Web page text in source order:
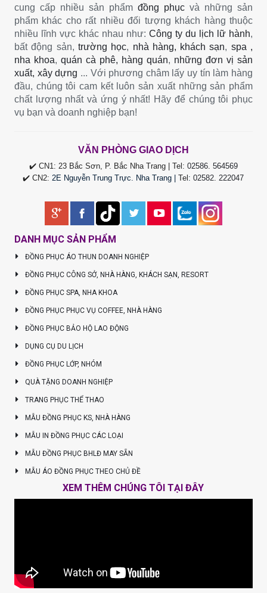
cung cấp nhiều sản phẩm đồng phục và những sản
phẩm khác cho rất nhiều đối tượng khách hàng thuộc
nhiều lĩnh vực khác nhau như: Công ty du lịch lữ hành,
bất động sản, trường học, nhà hàng, khách sạn, spa ,
nha khoa, quán cà phê, hàng quán, những đơn vị sản
xuất, xây dựng ... Với phương châm lấy uy tín làm hàng
đầu, chúng tôi cam kết luôn sản xuất những sản phẩm
chất lượng nhất và ứng ý nhất! Hãy để chúng tôi phục
vụ bạn và doanh nghiệp bạn!
VĂN PHÒNG GIAO DỊCH
✔️ CN1: 23 Bắc Sơn, P. Bắc Nha Trang | Tel: 02586. 564569
✔️ CN2: 2E Nguyễn Trung Trực. Nha Trang |Tel :02582. 222047
DANH MỤC SẢN PHẨM
ĐỒNG PHỤC ÁO THUN DOANH NGHIỆP
ĐỒNG PHỤC CÔNG SỞ, NHÀ HÀNG, KHÁCH SẠN, RESORT
ĐỒNG PHỤC SPA, NHA KHOA
ĐỒNG PHỤC PHỤC VỤ COFFEE, NHÀ HÀNG
ĐỒNG PHỤC BẢO HỘ LAO ĐỘNG
DỤNG CỤ DU LỊCH
ĐỒNG PHỤC LỚP, NHÓM
QUÀ TẶNG DOANH NGHIỆP
TRANG PHỤC THỂ THAO
MẪU ĐỒNG PHỤC KS, NHÀ HÀNG
MẪU IN ĐỒNG PHỤC CÁC LOẠI
MẪU ĐỒNG PHỤC BHLĐ MAY SẴN
MẪU ÁO ĐỒNG PHỤC THEO CHỦ ĐỀ
XEM THÊM CHÚNG TÔI TẠI ĐÂY